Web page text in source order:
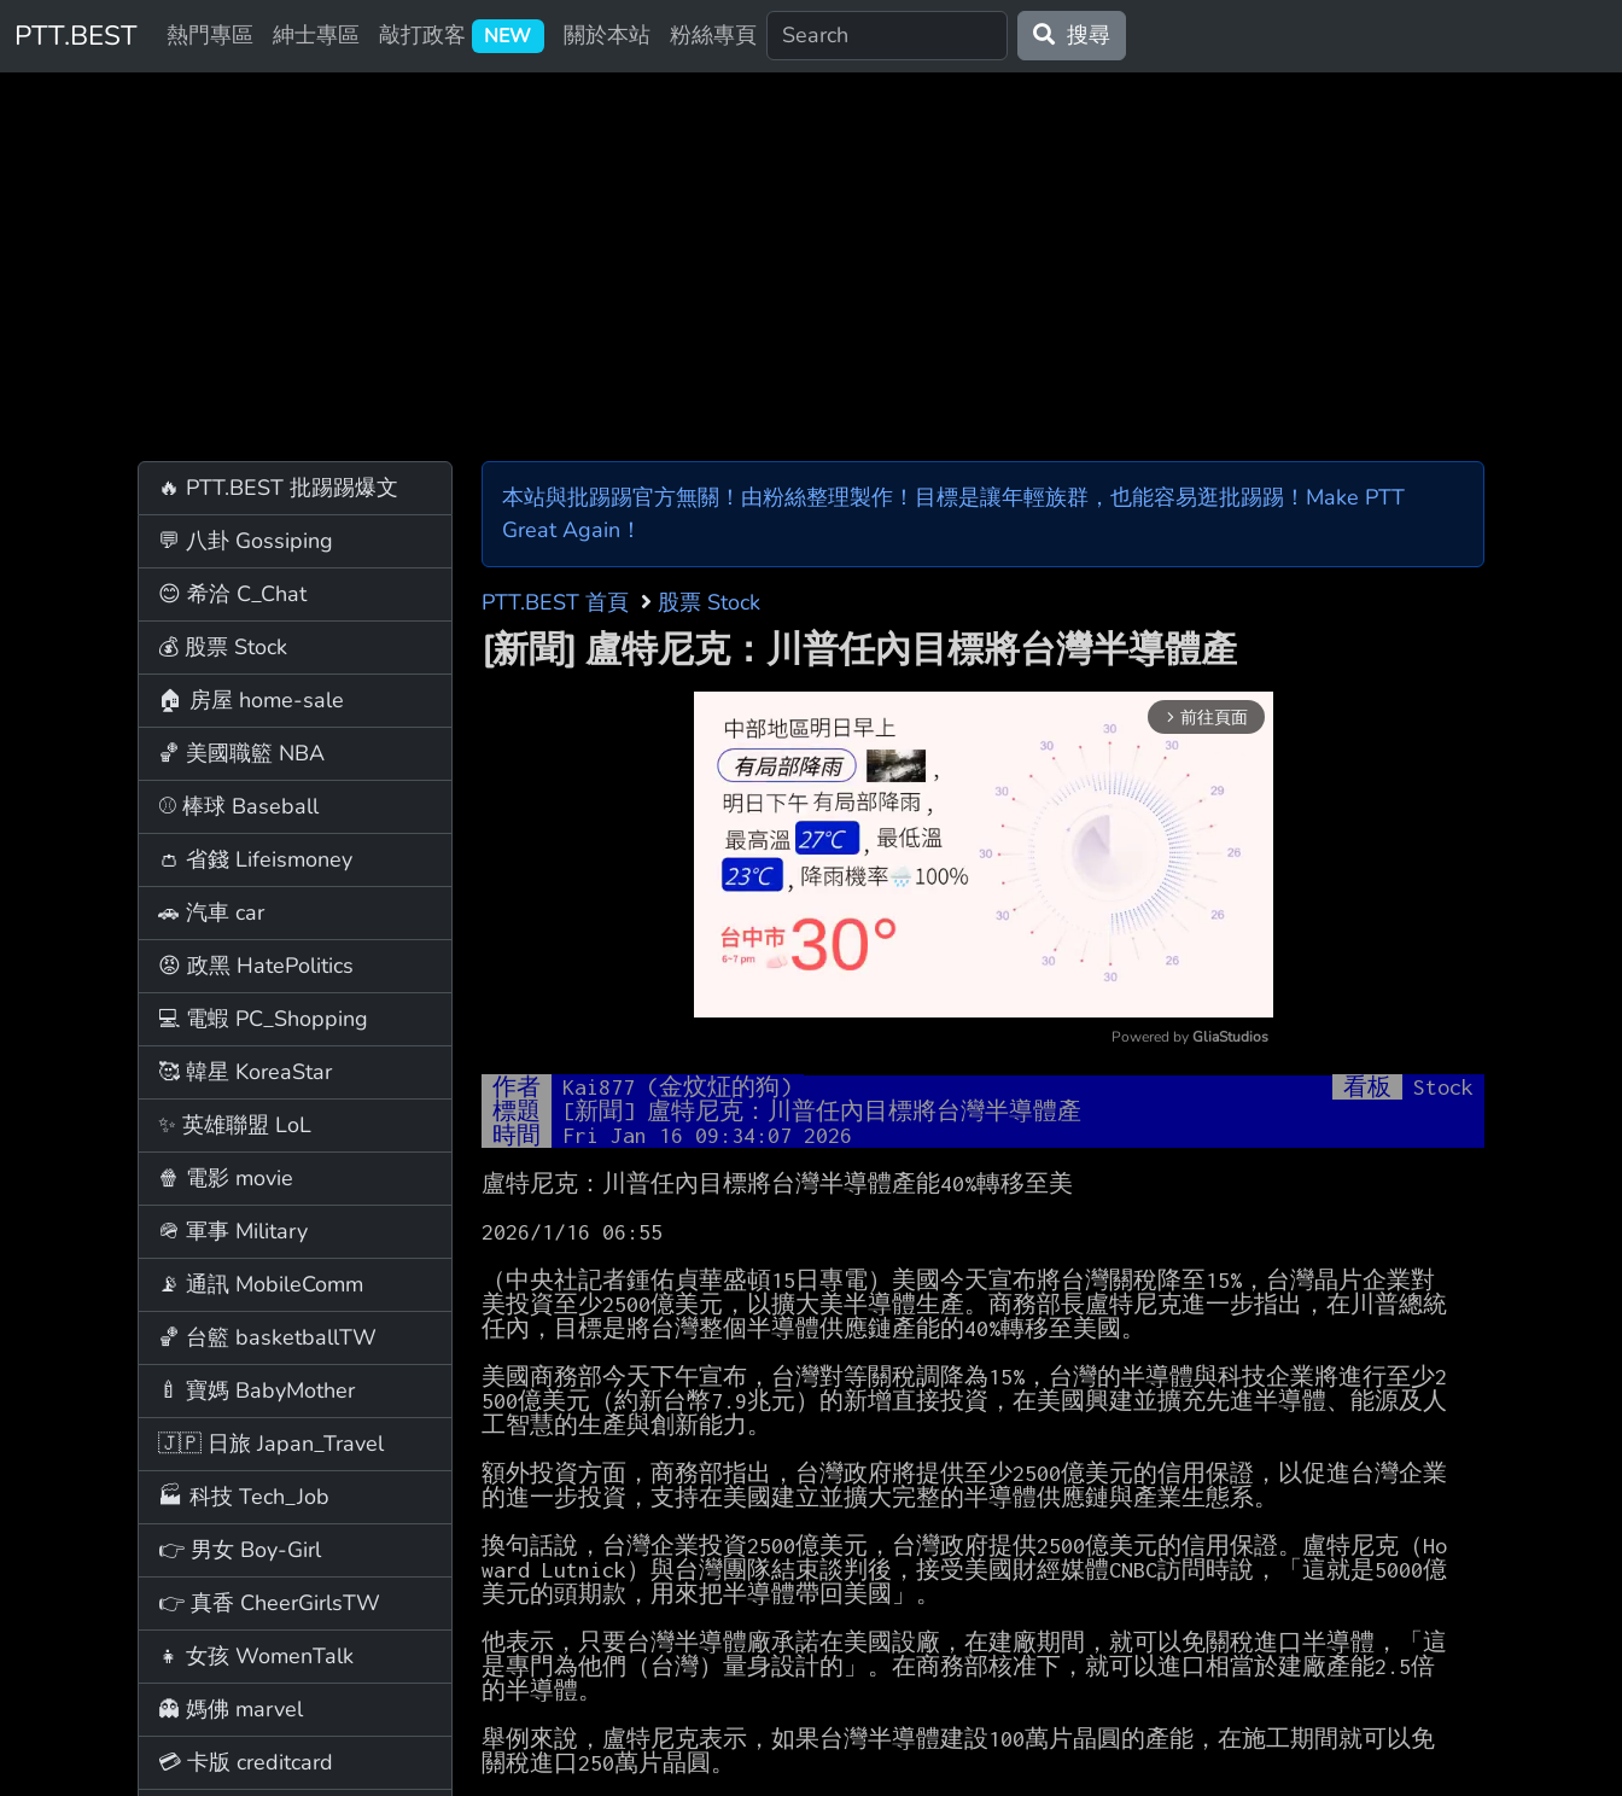
PTT.BEST 熱門專區 紳士專區 敲打政客 NEW 關於本站 粉絲專頁 搜尋
🔥 PTT.BEST 批踢踢爆文
💬 八卦 Gossiping
😊 希洽 C_Chat
💰 股票 Stock
🏠 房屋 home-sale
🏀 美國職籃 NBA
⚾ 棒球 Baseball
👛 省錢 Lifeismoney
🚗 汽車 car
😡 政黑 HatePolitics
💻 電蝦 PC_Shopping
🥰 韓星 KoreaStar
✨ 英雄聯盟 LoL
🍿 電影 movie
🪖 軍事 Military
📡 通訊 MobileComm
🏀 台籃 basketballTW
🍼 寶媽 BabyMother
🇯🇵 日旅 Japan_Travel
🏭 科技 Tech_Job
👉 男女 Boy-Girl
👉 真香 CheerGirlsTW
👧 女孩 WomenTalk
👻 媽佛 marvel
💳 卡版 creditcard
本站與批踢踢官方無關！由粉絲整理製作！目標是讓年輕族群，也能容易逛批踢踢！Make PTT
Great Again！
PTT.BEST 首頁 股票 Stock
[新聞] 盧特尼克：川普任內目標將台灣半導體產
arrow_forward_ios 前往頁面
Powered by GliaStudios
作者 Kai877 (金炆炡的狗) 看板
Stock
標題
[新聞] 盧特尼克：川普任內目標將台灣半導體產
時間
Fri Jan 16 09:34:07 2026
盧特尼克：川普任內目標將台灣半導體產能40%轉移至美
2026/1/16 06:55
（中央社記者鍾佑貞華盛頓15日專電）美國今天宣布將台灣關稅降至15%，台灣晶片企業對
美投資至少2500億美元，以擴大美半導體生產。商務部長盧特尼克進一步指出，在川普總統
任內，目標是將台灣整個半導體供應鏈產能的40%轉移至美國。
美國商務部今天下午宣布，台灣對等關稅調降為15%，台灣的半導體與科技企業將進行至少2
500億美元（約新台幣7.9兆元）的新增直接投資，在美國興建並擴充先進半導體、能源及人
工智慧的生產與創新能力。
額外投資方面，商務部指出，台灣政府將提供至少2500億美元的信用保證，以促進台灣企業
的進一步投資，支持在美國建立並擴大完整的半導體供應鏈與產業生態系。
換句話說，台灣企業投資2500億美元，台灣政府提供2500億美元的信用保證。盧特尼克（Ho
ward Lutnick）與台灣團隊結束談判後，接受美國財經媒體CNBC訪問時說，「這就是5000億
美元的頭期款，用來把半導體帶回美國」。
他表示，只要台灣半導體廠承諾在美國設廠，在建廠期間，就可以免關稅進口半導體，「這
是專門為他們（台灣）量身設計的」。在商務部核准下，就可以進口相當於建廠產能2.5倍
的半導體。
舉例來說，盧特尼克表示，如果台灣半導體建設100萬片晶圓的產能，在施工期間就可以免
關稅進口250萬片晶圓。